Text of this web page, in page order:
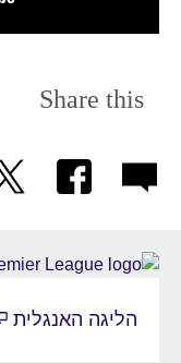
Share this
הליגה האנגלית